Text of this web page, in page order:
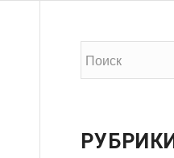
РУБРИКИ